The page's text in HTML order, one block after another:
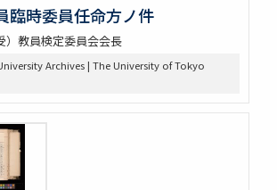
臨時委員任命方ノ件
）教員検定委員会会長
Archives | The University of Tokyo